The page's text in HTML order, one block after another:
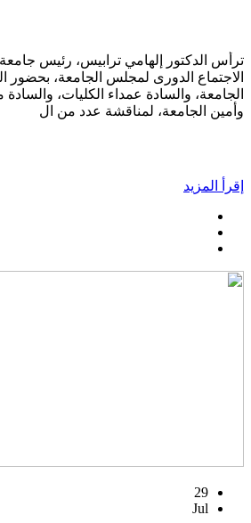
ترأس الدكتور إلهامي ترابيس، رئيس جامعة
الاجتماع الدورى لمجلس الجامعة، بحضور
الجامعة، والسادة عمداء الكليات،
وأمين الجامعة، لمناقشة عدد من ال
إقرأ المزيد
29
Jul